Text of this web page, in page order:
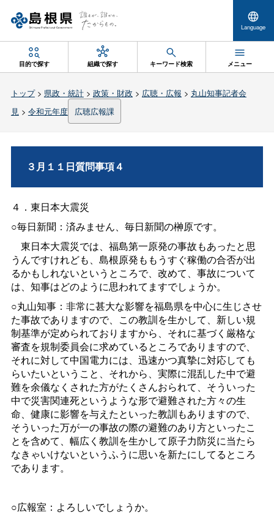
Language
目的で探す 組織で探す キーワード検索 メニュー
トップ> 県政・統計> 政策・財政 > 広聴・広報 > 丸山知事記者会
見> 令和元年度 広聴広報課
３月１１日質問事項４
４．東日本大震災
○毎日新聞：済みません、毎日新聞の榊原です。
東日本大震災では、福島第一原発の事故もあったと思
うんですけれども、島根原発ももうすぐ稼働の合否が出
るかもしれないというところで、改めて、事故について
は、知事はどのように思われてますでしょうか。
○丸山知事：非常に甚大な影響を福島県を中心に生じさせ
た事故でありますので、この教訓を生かして、新しい規
制基準が定められておりますから、それに基づく厳格な
審査を規制委員会に求めているところでありますので、
それに対して中国電力には、迅速かつ真摯に対応しても
らいたいということ、それから、実際に混乱した中で避
難を余儀なくされた方がたくさんおられて、そういった
中で災害関連死というような形で避難された方々の生
命、健康に影響を与えたといった教訓もありますので、
そういった万が一の事故の際の避難のあり方といったこ
とを含めて、幅広く教訓を生かして原子力防災に当たら
なきゃいけないというふうに思いを新たにしてるところ
であります。
○広報室：よろしいでしょうか。